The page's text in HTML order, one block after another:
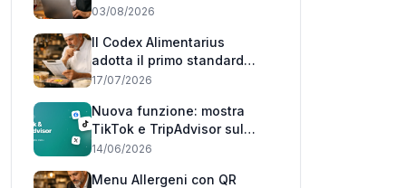
Carta di Credito)
03/08/2026
Il Codex Alimentarius
adotta il primo standard
mondiale 'può contenere':
ristoranti italiani
17/07/2026
Nuova funzione: mostra
TikTok e TripAdvisor sul
tuo menu 📲
14/06/2026
Menu Allergeni con QR